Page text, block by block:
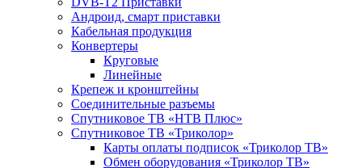
Андроид, смарт приставки
Кабельная продукция
Конвертеры
Круговые
Линейные
Крепеж и кронштейны
Соединительные разъемы
Спутниковое ТВ «НТВ Плюс»
Спутниковое ТВ «Триколор»
Карты оплаты подписок «Триколор ТВ»
Обмен оборудования «Триколор ТВ»